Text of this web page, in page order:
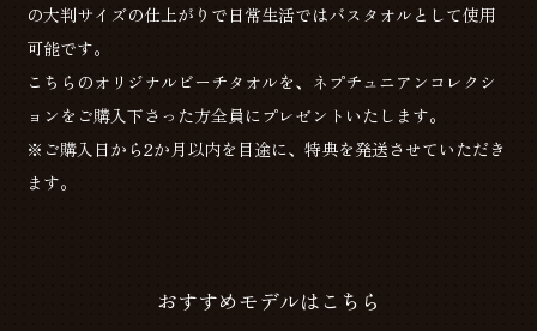
の大判サイズの仕上がりで日常生活ではバスタオルとして使用
可能です。
こちらのオリジナルビーチタオルを、ネプチュニアンコレクシ
ョンをご購入下さった方全員にプレゼントいたします。
※ご購入日から2か月以内を目途に、特典を発送させていただき
ます。
おすすめモデルはこちら